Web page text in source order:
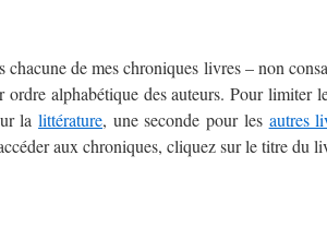
de mes chroniques livres – non
alphabétique des auteurs. Pour limiter
lalittérature, une seconde pour les autres
aux chroniques, cliquez sur le titre du